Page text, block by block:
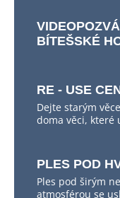
BÍTEŠSKÉ
RE - USE
Dejte starým
doma věci, které
PLES POD
Ples pod širým
atmosférou se